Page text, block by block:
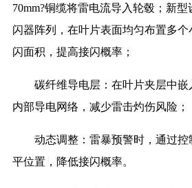
70mm?铜缆将雷电流导入轮毂；新
闪器阵列，在叶片表面均匀布置多
闪面积，提高接闪概率；
碳纤维导电层：在叶片夹层中
内部导电网络，减少雷击灼伤风险；
动态调整：雷暴预警时，通过
平位置，降低接闪概率。